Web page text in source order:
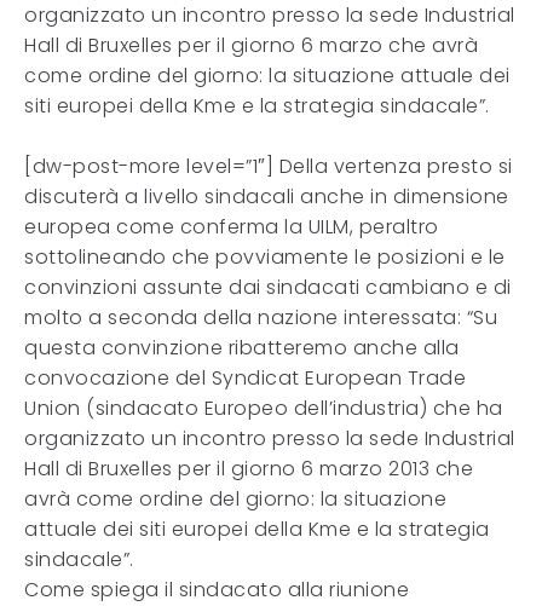
organizzato un incontro presso la sede Industrial
Hall di Bruxelles per il giorno 6 marzo che avrà
come ordine del giorno: la situazione attuale dei
siti europei della Kme e la strategia sindacale”.
[dw-post-more level=”1″] Della vertenza presto si
discuterà a livello sindacali anche in dimensione
europea come conferma la UILM, peraltro
sottolineando che povviamente le posizioni e le
convinzioni assunte dai sindacati cambiano e di
molto a seconda della nazione interessata: “Su
questa convinzione ribatteremo anche alla
convocazione del Syndicat European Trade
Union (sindacato Europeo dell’industria) che ha
organizzato un incontro presso la sede Industrial
Hall di Bruxelles per il giorno 6 marzo 2013 che
avrà come ordine del giorno: la situazione
attuale dei siti europei della Kme e la strategia
sindacale”.
Come spiega il sindacato alla riunione